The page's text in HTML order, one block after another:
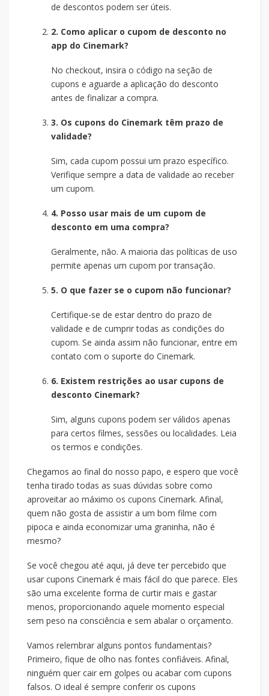
de descontos podem ser úteis.
2. Como aplicar o cupom de desconto no
app do Cinemark?
No checkout, insira o código na seção de
cupons e aguarde a aplicação do desconto
antes de finalizar a compra.
3. Os cupons do Cinemark têm prazo de
validade?
Sim, cada cupom possui um prazo específico.
Verifique sempre a data de validade ao receber
um cupom.
4. Posso usar mais de um cupom de
desconto em uma compra?
Geralmente, não. A maioria das políticas de uso
permite apenas um cupom por transação.
5. O que fazer se o cupom não funcionar?
Certifique-se de estar dentro do prazo de
validade e de cumprir todas as condições do
cupom. Se ainda assim não funcionar, entre em
contato com o suporte do Cinemark.
6. Existem restrições ao usar cupons de
desconto Cinemark?
Sim, alguns cupons podem ser válidos apenas
para certos filmes, sessões ou localidades. Leia
os termos e condições.
Chegamos ao final do nosso papo, e espero que você
tenha tirado todas as suas dúvidas sobre como
aproveitar ao máximo os cupons Cinemark. Afinal,
quem não gosta de assistir a um bom filme com
pipoca e ainda economizar uma graninha, não é
mesmo?
Se você chegou até aqui, já deve ter percebido que
usar cupons Cinemark é mais fácil do que parece. Eles
são uma excelente forma de curtir mais e gastar
menos, proporcionando aquele momento especial
sem peso na consciência e sem abalar o orçamento.
Vamos relembrar alguns pontos fundamentais?
Primeiro, fique de olho nas fontes confiáveis. Afinal,
ninguém quer cair em golpes ou acabar com cupons
falsos. O ideal é sempre conferir os cupons